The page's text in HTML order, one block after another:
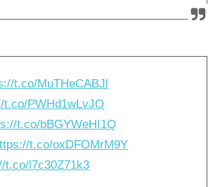
t.co/MuTHeCABJl
t.co/PWHd1wLvJO
t.co/bBGYWeHI1Q
t.co/oxDFOMrM9Y
t.co/l7c30Z71k3